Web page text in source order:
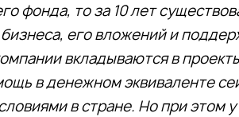
фонда, то за 10 лет
его вложений и
вкладываются в
в денежном эквиваленте
в стране. Но при этом